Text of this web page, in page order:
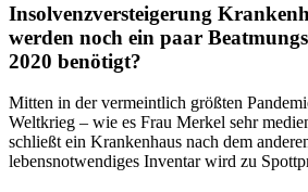
Insolvenzversteigerung
werden noch ein paar
2020 benötigt?
Mitten in der vermeintlich größten
Weltkrieg – wie es Frau Merkel sehr
schließt ein Krankenhaus nach dem
lebensnotwendiges Inventar wird zu